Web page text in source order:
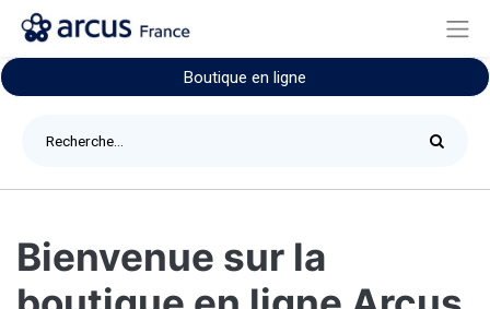
Boutique en ligne
Bienvenue sur la